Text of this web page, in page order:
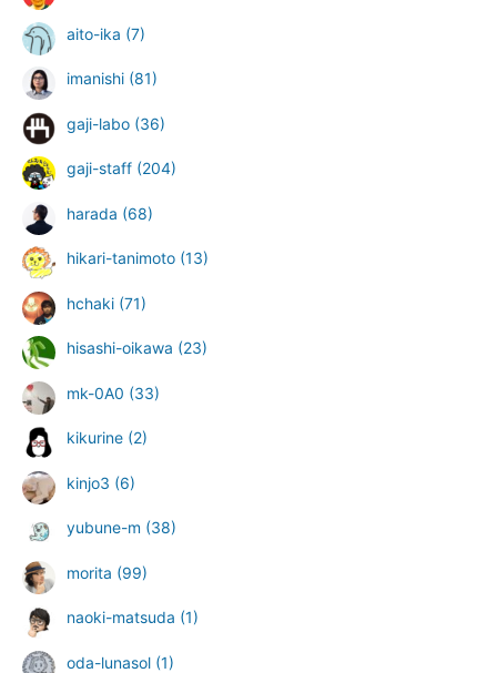
aito-ika (7)
imanishi (81)
gaji-labo (36)
gaji-staff (204)
harada (68)
hikari-tanimoto (13)
hchaki (71)
hisashi-oikawa (23)
mk-0A0 (33)
kikurine (2)
kinjo3 (6)
yubune-m (38)
morita (99)
naoki-matsuda (1)
oda-lunasol (1)